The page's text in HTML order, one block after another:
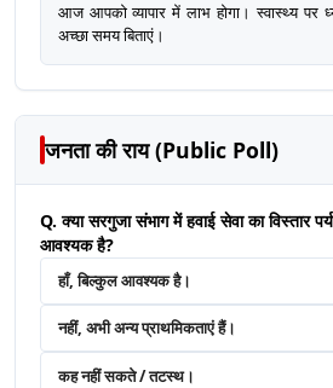
आज आपको व्यापार में लाभ होगा। स्वास्थ्य पर
अच्छा समय बिताएं।
जनता की राय (Public Poll)
Q. क्या सरगुजा संभाग में हवाई सेवा का विस्तार
आवश्यक है?
हाँ, बिल्कुल आवश्यक है।
नहीं, अभी अन्य प्राथमिकताएं हैं।
कह नहीं सकते / तटस्थ।